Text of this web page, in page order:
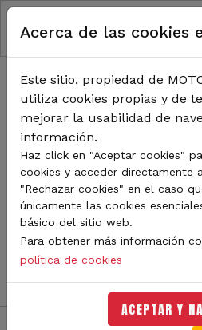
Pasar al contenido principal
RUTA DE
Inicio Noticias
TODA LA
MOTORLAND
Sigue de cerca todas las
Aragón. Aquí encontrarás
competiciones, pilotos,
mucho más. Filtra por
no te pierdas nada del mundo
Acerca de las cookies
Este sitio, propiedad de
utiliza cookies propias y de
mejorar la usabilidad de
información.
Haz click en "Aceptar cookies"
cookies y acceder directamente
"Rechazar cookies" en el caso
únicamente las cookies
básico del sitio web.
Para obtener más información
política de cookies
ACEPTAR Y